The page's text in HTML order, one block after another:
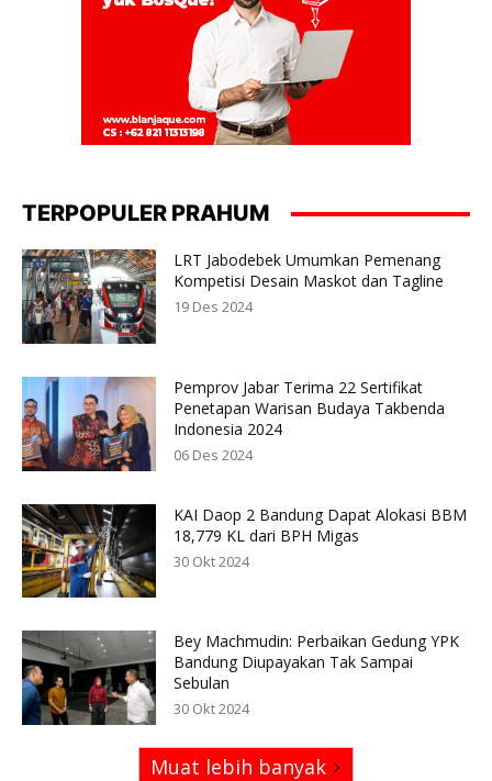
TERPOPULER PRAHUM
LRT Jabodebek Umumkan Pemenang
Kompetisi Desain Maskot dan Tagline
19 Des 2024
Pemprov Jabar Terima 22 Sertifikat
Penetapan Warisan Budaya Takbenda
Indonesia 2024
06 Des 2024
KAI Daop 2 Bandung Dapat Alokasi BBM
18,779 KL dari BPH Migas
30 Okt 2024
Bey Machmudin: Perbaikan Gedung YPK
Bandung Diupayakan Tak Sampai
Sebulan
30 Okt 2024
Muat lebih banyak